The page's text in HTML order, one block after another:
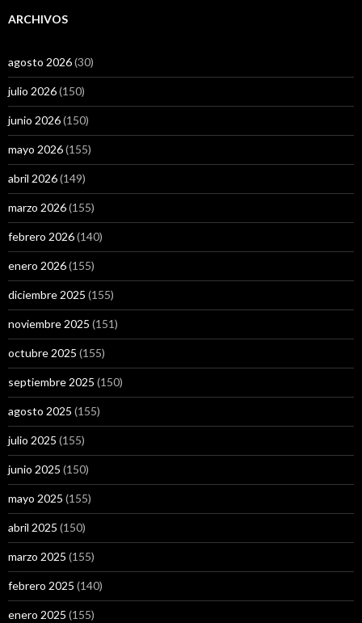
ARCHIVOS
agosto 2026(30)
julio 2026(150)
junio 2026(150)
mayo 2026(155)
abril 2026(149)
marzo 2026(155)
febrero 2026(140)
enero 2026(155)
diciembre 2025 (155)
noviembre 2025 (151)
octubre 2025 (155)
septiembre 2025 (150)
agosto 2025 (155)
julio 2025 (155)
junio 2025 (150)
mayo 2025 (155)
abril 2025 (150)
marzo 2025 (155)
febrero 2025 (140)
enero 2025 (155)